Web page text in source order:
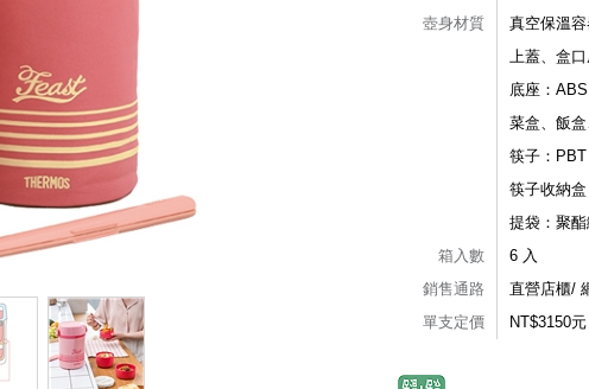
壺身材質
真空保溫
上蓋、盒
底座：ABS
菜盒、飯
筷子：PBT
筷子收納
提袋：聚
箱入數
6 入
銷售通路
直營店櫃/
單支定價
NT$3150元